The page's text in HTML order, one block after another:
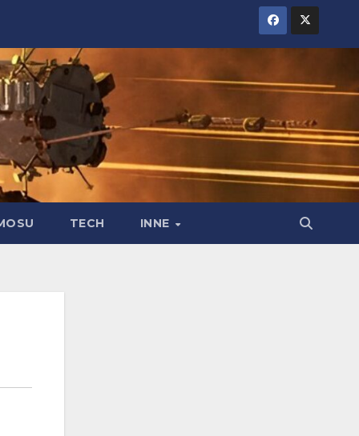
TECH INNE